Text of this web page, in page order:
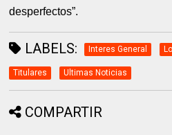
desperfectos”.
LABELS: Interes General
Titulares Ultimas Noticias
COMPARTIR